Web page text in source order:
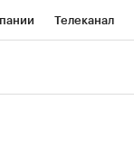
Телеканал